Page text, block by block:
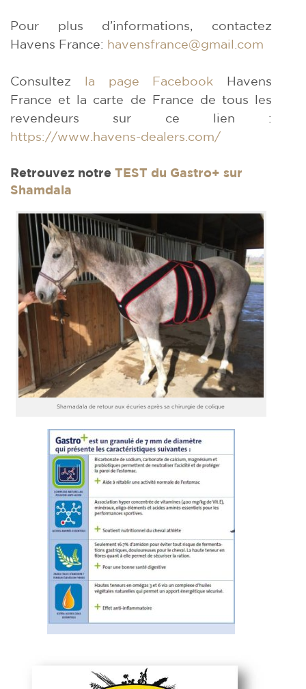
Pour plus d’informations, contactez
Havens France: havensfrance@gmail.com
Consultez la page Facebook Havens
France et la carte de France de tous les
revendeurs sur ce lien :
https://www.havens-dealers. com/
Retrouvez notre TEST du Gastro+ sur
Shamdala
Shamadala de retour aux écuries après sa chirurgie de colique